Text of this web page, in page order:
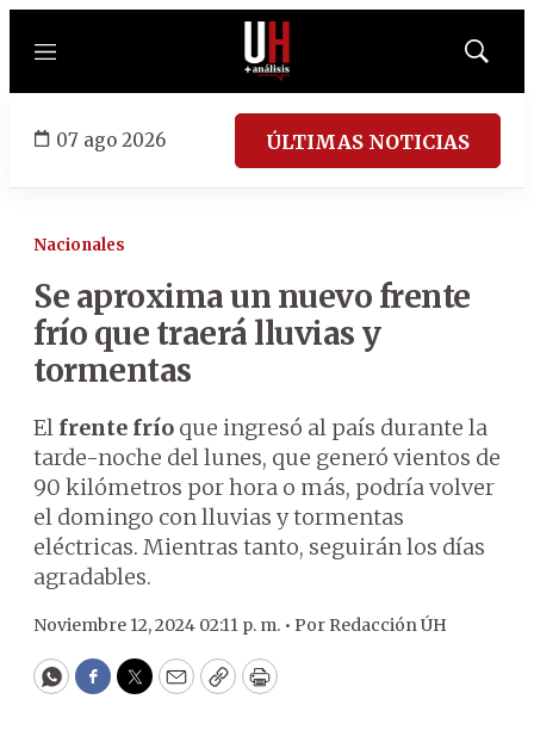
Menú
Mostrar
07 ago 2026 ÚLTIMAS NOTICIAS
Nacionales
Se aproxima un nuevo frente
frío que traerá lluvias y
tormentas
El frente frío que ingresó al país durante la
tarde-noche del lunes, que generó vientos de
90 kilómetros por hora o más, podría volver
el domingo con lluvias y tormentas
eléctricas. Mientras tanto, seguirán los días
agradables.
Noviembre 12, 2024 02:11 p. m. • Por Redacción ÚH
WhatsApp
Facebook
Twitter
EmailCopyPrint